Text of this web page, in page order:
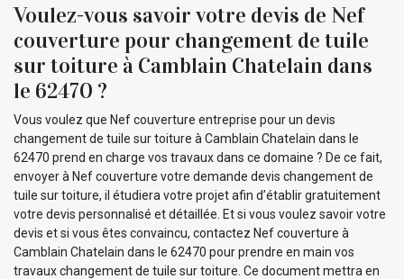
Voulez-vous savoir votre devis de Nef
couverture pour changement de tuile
sur toiture à Camblain Chatelain dans
le 62470 ?
Vous voulez que Nef couverture entreprise pour un devis
changement de tuile sur toiture à Camblain Chatelain dans le
62470 prend en charge vos travaux dans ce domaine ? De ce fait,
envoyer à Nef couverture votre demande devis changement de
tuile sur toiture, il étudiera votre projet afin d’établir gratuitement
votre devis personnalisé et détaillée. Et si vous voulez savoir votre
devis et si vous êtes convaincu, contactez Nef couverture à
Camblain Chatelain dans le 62470 pour prendre en main vos
travaux changement de tuile sur toiture. Ce document mettra en